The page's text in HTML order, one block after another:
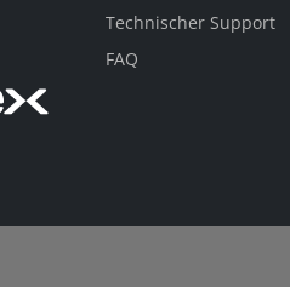
Technischer Support
FAQ